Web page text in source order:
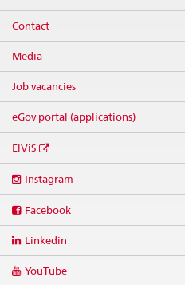
Contact
Media
Job vacancies
eGov portal (applications)
ElViS
media
Instagram
Facebook
Linkedin
YouTube